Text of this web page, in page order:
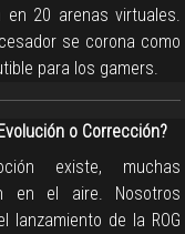
20 arenas virtuales.
se corona como
para los gamers.
o Corrección?
existe, muchas
en el aire. Nosotros
lanzamiento de la ROG